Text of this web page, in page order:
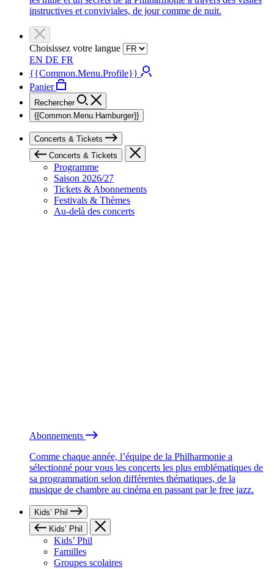
instructives et conviviales, de jour comme de nuit.
Choisissez votre langue
EN DE FR
{{Common.Menu.Profile}}
Panier
Rechercher
{{Common.Menu.Hamburger}}
Concerts & Tickets
Concerts & Tickets
Programme
Saison 2026/27
Tickets & Abonnements
Festivals & Thèmes
Au-delà des concerts
Abonnements
Comme chaque année, l’équipe de la Philharmonie a
sélectionné pour vous les concerts les plus emblématiques de
sa programmation selon différentes thématiques, de la
musique de chambre au cinéma en passant par le free jazz.
Kids’ Phil
Kids’ Phil
Kids’ Phil
Familles
Groupes scolaires